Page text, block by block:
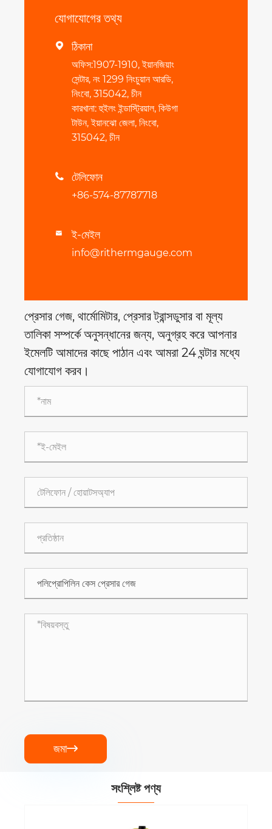
যোগাযোগের তথ্য
 ঠিকানা
অফিস:1907-1910, ইয়ানজিয়াং
সেন্টার, নং 1299 নিংচুয়ান আরডি,
নিংবো, 315042, চীন
কারখানা: হুইলং ইন্ডাস্ট্রিয়াল, কিউগা
টাউন, ইয়ানঝো জেলা, নিংবো,
315042, চীন
 টেলিফোন
+86-574-87787718
 ই-মেইল
info@rithermgauge.com
প্রেসার গেজ, থার্মোমিটার, প্রেসার ট্রান্সডুসার বা মূল্য
তালিকা সম্পর্কে অনুসন্ধানের জন্য, অনুগ্রহ করে আপনার
ইমেলটি আমাদের কাছে পাঠান এবং আমরা 24 ঘন্টার মধ্যে
যোগাযোগ করব।
জমা
সংশ্লিষ্ট পণ্য